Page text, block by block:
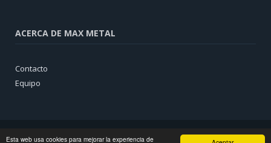
Esta web usa cookies para mejorar la experiencia de
ACERCA DE MAX METAL
Contacto
Equipo